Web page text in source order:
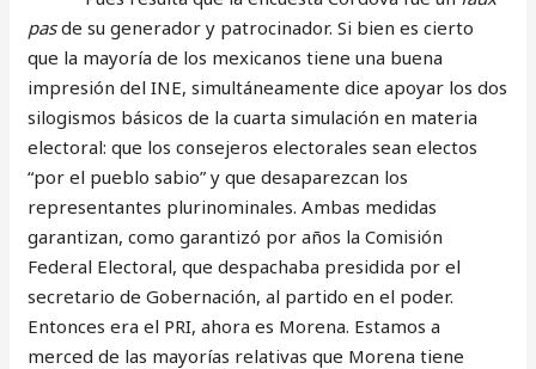
pasde su generador y patrocinador. Si bien es cierto
que la mayoría de los mexicanos tiene una buena
impresión del INE, simultáneamente dice apoyar los dos
silogismos básicos de la cuarta simulación en materia
electoral: que los consejeros electorales sean electos
“por el pueblo sabio” y que desaparezcan los
representantes plurinominales. Ambas medidas
garantizan, como garantizó por años la Comisión
Federal Electoral, que despachaba presidida por el
secretario de Gobernación, al partido en el poder.
Entonces era el PRI, ahora es Morena. Estamos a
merced de las mayorías relativas que Morena tiene